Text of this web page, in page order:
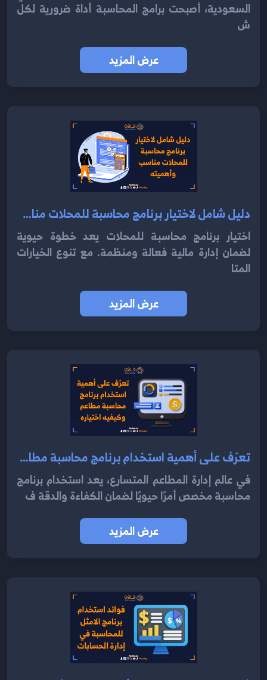
السعودية، أصبحت برامج المحاسبة أداة ضرورية لكل
ش
عرض المزيد
دليل شامل لاختيار برنامج محاسبة للمحلات مناسب وأهميته 2024
اختيار برنامج محاسبة للمحلات يعد خطوة حيوية
لضمان إدارة مالية فعالة ومنظمة. مع تنوع الخيارات
المتا
عرض المزيد
تعرّف على أهمية استخدام برنامج محاسبة مطاعم وكيفيه اختياره 2024
في عالم إدارة المطاعم المتسارع، يعد استخدام برنامج
محاسبة مخصص أمرًا حيويًا لضمان الكفاءة والدقة ف
عرض المزيد